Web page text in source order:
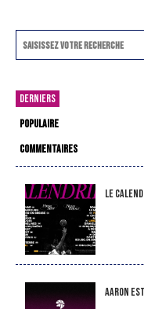
DERNIERS
POPULAIRE
COMMENTAIRES
LE
Aaron